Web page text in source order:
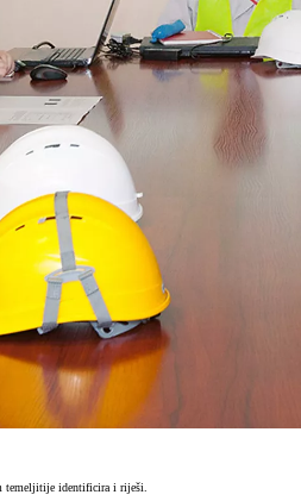
temeljitije identificira i riješi.